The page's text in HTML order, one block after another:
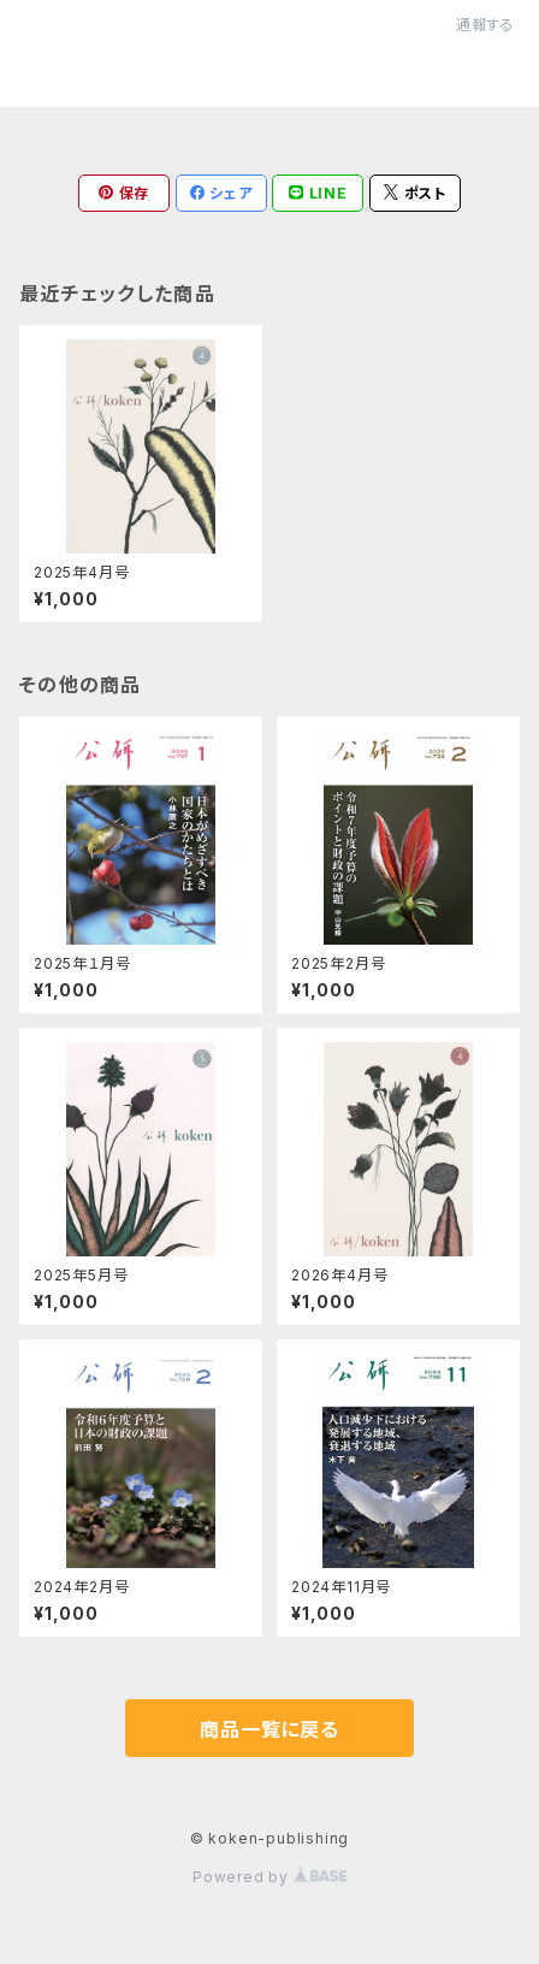
通報する
保存 シェア LINE ポスト
最近チェックした商品
2025年4月号
¥1,000
その他の商品
2025年１月号
¥1,000
2025年2月号
¥1,000
2025年5月号
¥1,000
2026年4月号
¥1,000
2024年2月号
¥1,000
2024年11月号
¥1,000
商品一覧に戻る
© koken-publishing
Powered by